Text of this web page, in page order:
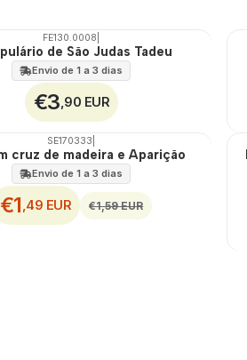
FE130.0008
de São Judas Tadeu
Envio de 1 a 3 dias
€3 ,90 EUR
SE170333
cruz de madeira e Aparição
Envio de 1 a 3 dias
€1 ,49 EUR €1,59 EUR